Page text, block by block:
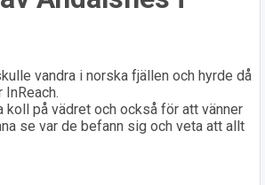
vandra i norska fjällen och hyrde då
koll på vädret och också för att vänner
se var de befann sig och veta att allt